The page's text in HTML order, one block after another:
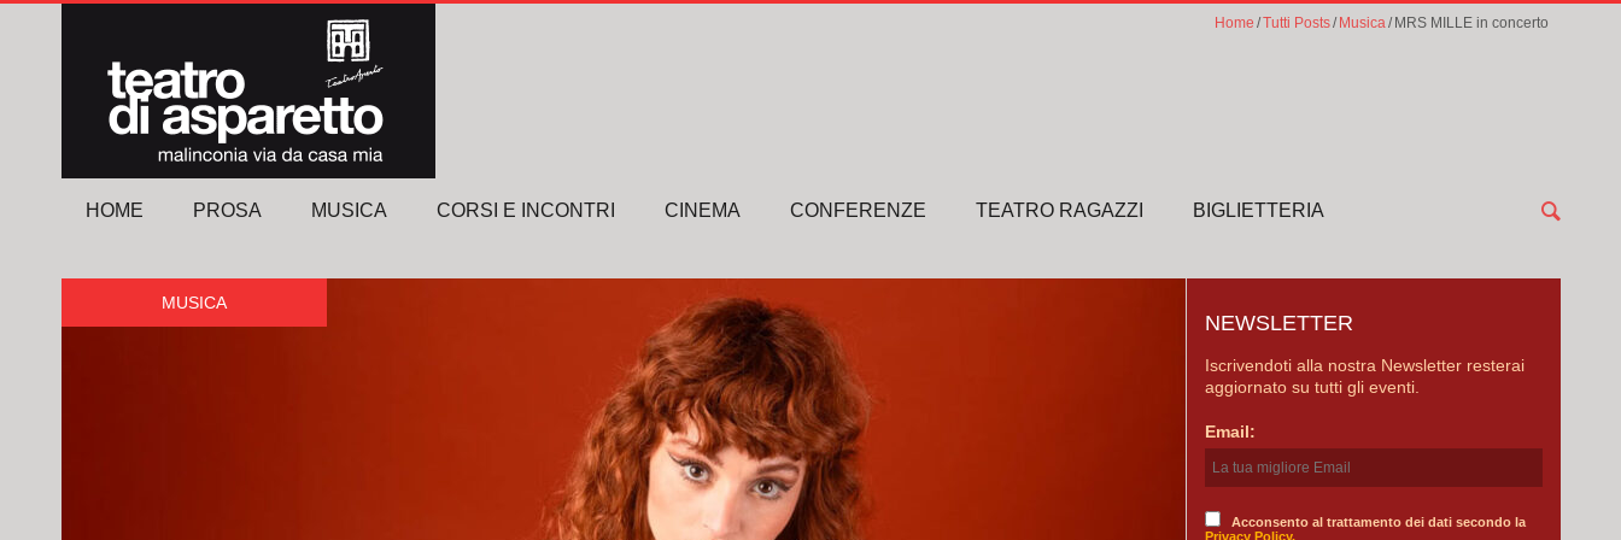
Home Tutti Posts Musica MRS MILLE in concerto
HOME PROSA MUSICA CORSI E INCONTRI CINEMA CONFERENZE TEATRO RAGAZZI BIGLIETTERIA
MUSICA
NEWSLETTER
Iscrivendoti alla nostra Newsletter resterai
aggiornato su tutti gli eventi.
Email:
Acconsento al trattamento dei dati secondo la
Privacy Policy.